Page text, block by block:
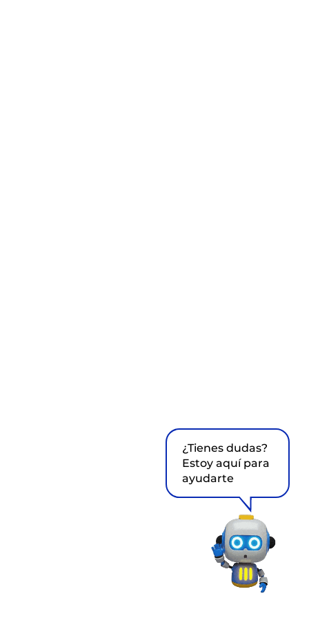
¿Tienes dudas?
Estoy aquí para
ayudarte